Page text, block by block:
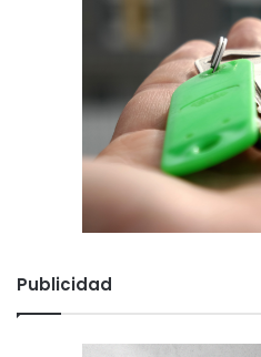
Publicidad